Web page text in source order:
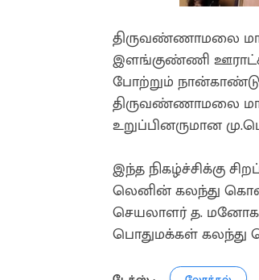
திருவண்ணாமலை
இளங்குண்ணி
போற்றும்
திருவண்ணாமலை
உறுப்பினருமான
இந்த நிகழ்ச்சிக்கு
லெனின் கலந்து
செயலாளர் த.
பொதுமக்கள்